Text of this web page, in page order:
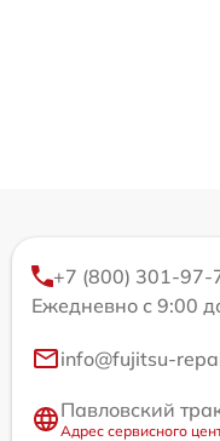
+7 (800) 301-97-
Ежедневно с 9:00
info@fujitsu-
Павловский
Адрес сервисного